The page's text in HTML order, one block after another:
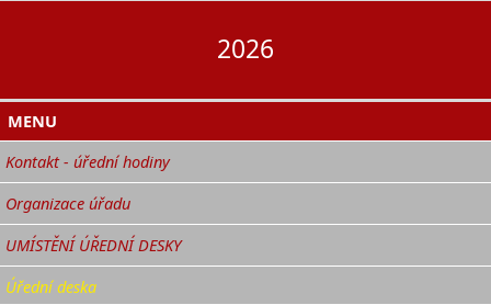
2026
MENU
Kontakt - úřední hodiny
Organizace úřadu
UMÍSTĚNÍ ÚŘEDNÍ DESKY
Úřední deska